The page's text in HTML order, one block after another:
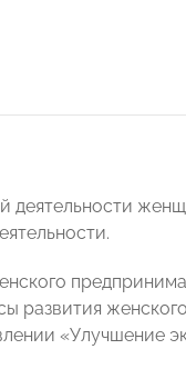
деятельности
развития женского
«Улучшение